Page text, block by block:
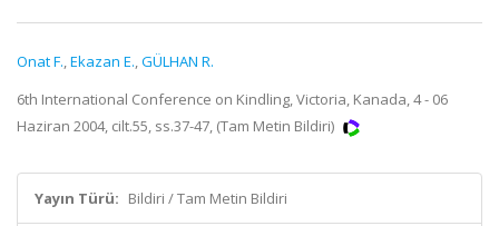
Onat F.,Ekazan E.,GÜLHAN R.
6th International Conference on Kindling, Victoria, Kanada, 4 - 06
Haziran 2004, cilt.55, ss.37-47, (Tam Metin Bildiri)
Yayın Türü: Bildiri / Tam Metin Bildiri